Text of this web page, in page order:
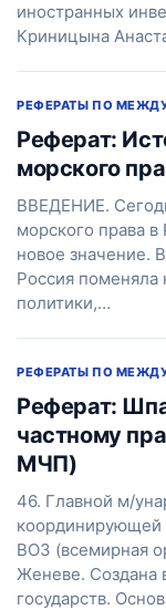
иностранных
Криницына
РЕФЕРАТЫ ПО
Реферат:
морского
ВВЕДЕНИЕ.
морского права
новое значение.
Россия поменяла
политики,…
РЕФЕРАТЫ ПО
Реферат:
частному
МЧП)
46. Главной м/
координирующей
ВОЗ (всемирная
Женеве. Создана
государств.